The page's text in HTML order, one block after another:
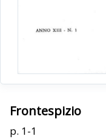
Frontespizio
p. 1-1